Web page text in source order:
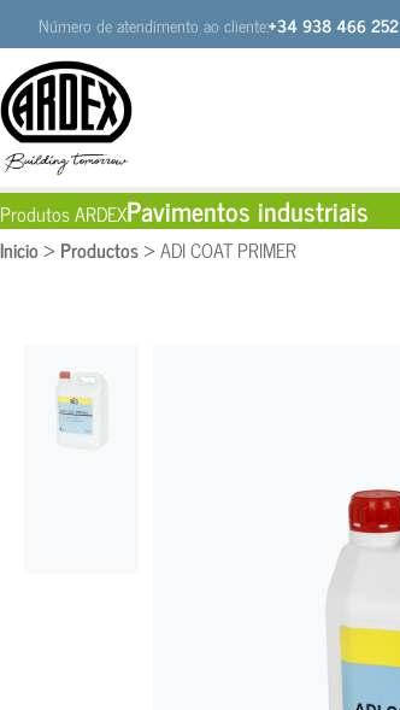
Número de atendimento ao cliente:+34 938 466 252
Inicio > Productos > ADI COAT PRIMER
Produtos ARDEXPavimentos industriais